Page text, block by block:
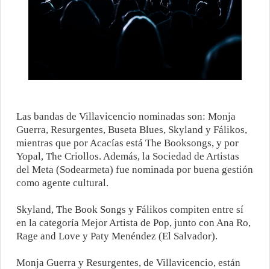
Las bandas de Villavicencio nominadas son: Monja
Guerra, Resurgentes, Buseta Blues, Skyland y Fálikos,
mientras que por Acacías está The Booksongs, y por
Yopal, The Criollos. Además, la Sociedad de Artistas
del Meta (Sodearmeta) fue nominada por buena gestión
como agente cultural.
Skyland, The Book Songs y Fálikos compiten entre sí
en la categoría Mejor Artista de Pop, junto con Ana Ro,
Rage and Love y Paty Menéndez (El Salvador).
Monja Guerra y Resurgentes, de Villavicencio, están